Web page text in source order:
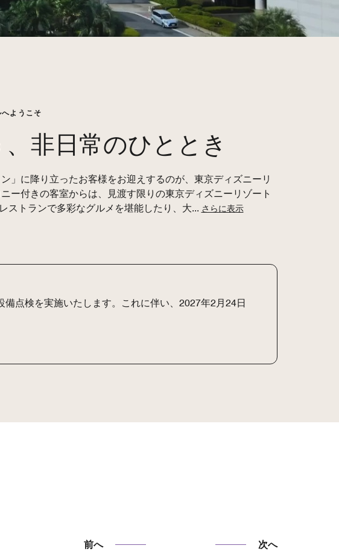
ようこそ
非日常のひととき
」に降り立ったお客様をお迎えするのが、東京ディズニーリ
ー付きの客室からは、見渡す限りの東京ディズニーリゾート
ストランで多彩なグルメを堪能したり、大... さらに表示
点検を実施いたします。これに伴い、2027年2月24日
前へ 次へ